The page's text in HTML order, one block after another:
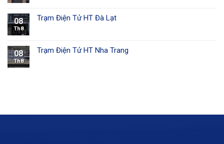
08
Th8
Trạm Điện Tử HT Đà Lạt
08
Th8
Trạm Điện Tử HT Nha Trang